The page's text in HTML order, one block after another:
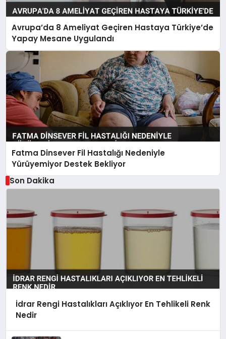
Avrupa’da 8 Ameliyat Geçiren Hastaya Türkiye’de
Yapay Mesane Uygulandı
Fatma Dinsever Fil Hastalığı Nedeniyle
Yürüyemiyor Destek Bekliyor
Son Dakika
İdrar Rengi Hastalıkları Açıklıyor En Tehlikeli Renk
Nedir